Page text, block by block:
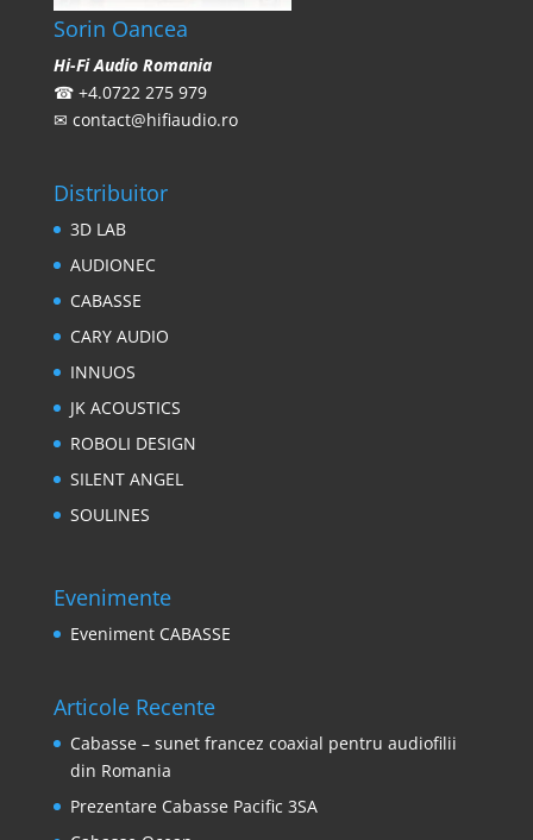
Sorin Oancea
Hi-Fi Audio Romania
☎ +4.0722 275 979
✉ contact@hifiaudio.ro
Distribuitor
3D LAB
AUDIONEC
CABASSE
CARY AUDIO
INNUOS
JK ACOUSTICS
ROBOLI DESIGN
SILENT ANGEL
SOULINES
Evenimente
Eveniment CABASSE
Articole Recente
Cabasse – sunet francez coaxial pentru audiofilii
din Romania
Prezentare Cabasse Pacific 3SA